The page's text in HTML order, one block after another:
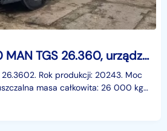
Inna TGS 26.360 MAN TGS 26.360, urządzenie hakowe Janco/GP Lift
26.3602. Rok produkcji: 20243. Moc
masa całkowita: 26 000 kg5.
skrętneZABUDOWA1. Ur